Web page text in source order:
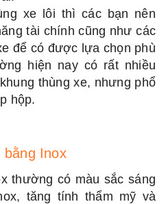
xe lôi thì các bạn nên
tài chính cũng như các
để có được lựa chọn phù
hiện nay có rất nhiều
thùng xe, nhưng phổ
hộp.
bằng Inox
thường có màu sắc sáng
tăng tính thẩm mỹ và